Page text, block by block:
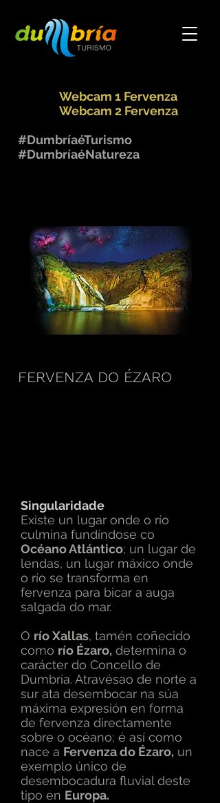
Webcam 1 Fervenza
Webcam 2 Fervenza
#DumbríaéTurismo
#DumbríaéNatureza
FERVENZA DO ÉZARO
Singularidade
Existe un lugar onde o río
culmina fundíndose co
Océano Atlántico; un lugar de
lendas, un lugar máxico onde
o río se transforma en
fervenza para bicar a auga
salgada do mar.
O río Xallas, tamén coñecido
como río Ézaro, determina o
carácter do Concello de
Dumbría. Atravésao de norte a
sur ata desembocar na súa
máxima expresión en forma
de fervenza directamente
sobre o océano; é así como
nace a Fervenza do Ézaro, un
exemplo único de
desembocadura fluvial deste
tipo en Europa.